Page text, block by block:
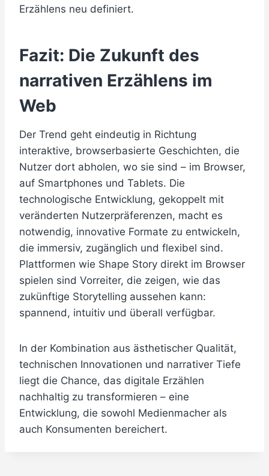
Erzählens neu definiert.
Fazit: Die Zukunft des
narrativen Erzählens im
Web
Der Trend geht eindeutig in Richtung
interaktive, browserbasierte Geschichten, die
Nutzer dort abholen, wo sie sind – im Browser,
auf Smartphones und Tablets. Die
technologische Entwicklung, gekoppelt mit
veränderten Nutzerpräferenzen, macht es
notwendig, innovative Formate zu entwickeln,
die immersiv, zugänglich und flexibel sind.
Plattformen wie Shape Story direkt im Browser
spielen sind Vorreiter, die zeigen, wie das
zukünftige Storytelling aussehen kann:
spannend, intuitiv und überall verfügbar.
In der Kombination aus ästhetischer Qualität,
technischen Innovationen und narrativer Tiefe
liegt die Chance, das digitale Erzählen
nachhaltig zu transformieren – eine
Entwicklung, die sowohl Medienmacher als
auch Konsumenten bereichert.